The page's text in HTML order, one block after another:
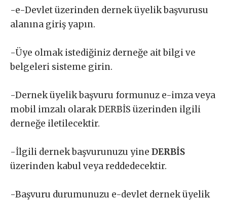
-e-Devlet üzerinden dernek üyelik başvurusu
alanına giriş yapın.
-Üye olmak istediğiniz derneğe ait bilgi ve
belgeleri sisteme girin.
-Dernek üyelik başvuru formunuz e-imza veya
mobil imzalı olarak DERBİS üzerinden ilgili
derneğe iletilecektir.
-İlgili dernek başvurunuzu yine DERBİS
üzerinden kabul veya reddedecektir.
-Başvuru durumunuzu e-devlet dernek üyelik